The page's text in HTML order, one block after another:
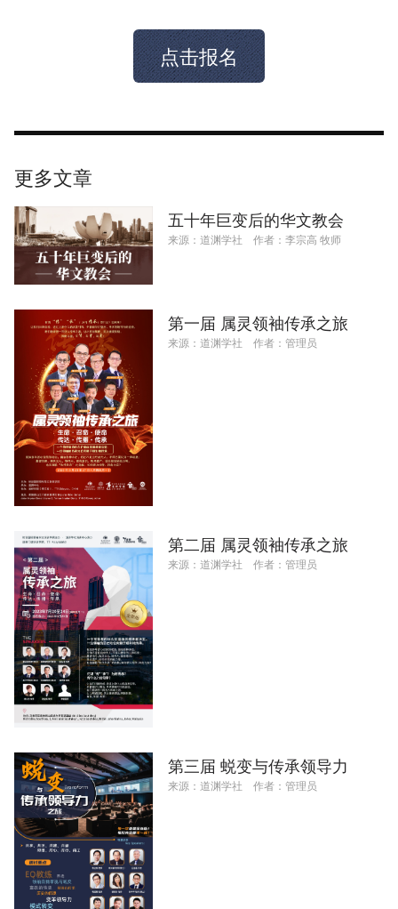
点击报名
更多文章
五十年巨变后的华文教会
来源：道渊学社 作者：李宗高 牧师
第一届 属灵领袖传承之旅
来源：道渊学社 作者：管理员
第二届 属灵领袖传承之旅
来源：道渊学社 作者：管理员
第三届 蜕变与传承领导力
来源：道渊学社 作者：管理员